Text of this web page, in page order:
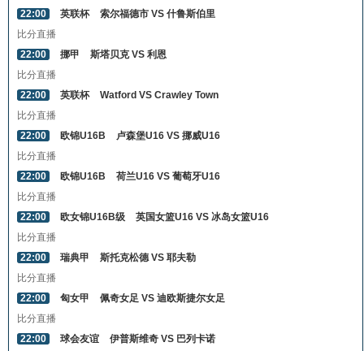
22:00 英联杯
索尔福德市 VS 什鲁斯伯里
比分直播
22:00
挪甲
斯塔贝克 VS 利恩
比分直播
22:00
英联杯
Watford VS Crawley Town
比分直播
22:00
欧锦U16B
卢森堡U16 VS 挪威U16
比分直播
22:00
欧锦U16B
荷兰U16 VS 葡萄牙U16
比分直播
22:00
欧女锦U16B级
英国女篮U16 VS 冰岛女篮U16
比分直播
22:00
瑞典甲
斯托克松德 VS 耶夫勒
比分直播
22:00
匈女甲
佩奇女足 VS 迪欧斯捷尔女足
比分直播
22:00
球会友谊
伊普斯维奇 VS 巴列卡诺